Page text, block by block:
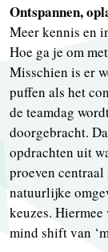
Ontspannen,
Meer kennis en
Hoe ga je om
Misschien is er
puffen als het
de teamdag
doorgebracht.
opdrachten uit
proeven
natuurlijke
keuzes.
mind shift van